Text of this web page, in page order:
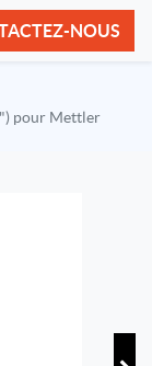
NOUS
pour Mettler